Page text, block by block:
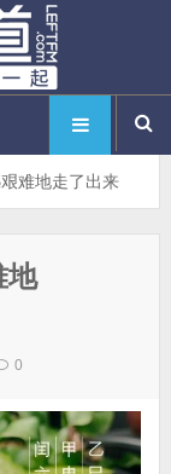
难地走了出来
地
0